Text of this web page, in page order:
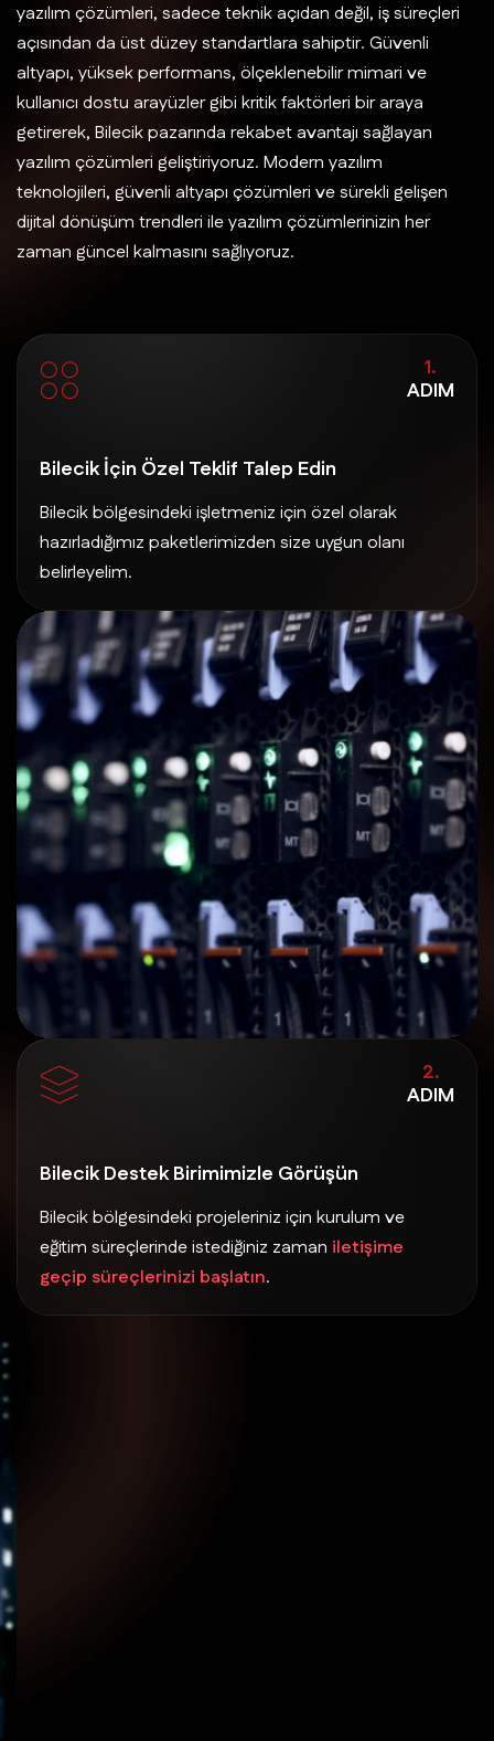
yazılım çözümleri, sadece teknik açıdan değil, iş süreçleri
açısından da üst düzey standartlara sahiptir. Güvenli
altyapı, yüksek performans, ölçeklenebilir mimari ve
kullanıcı dostu arayüzler gibi kritik faktörleri bir araya
getirerek, Bilecik pazarında rekabet avantajı sağlayan
yazılım çözümleri geliştiriyoruz. Modern yazılım
teknolojileri, güvenli altyapı çözümleri ve sürekli gelişen
dijital dönüşüm trendleri ile yazılım çözümlerinizin her
zaman güncel kalmasını sağlıyoruz.
1.
ADIM
Bilecik İçin Özel Teklif Talep Edin
Bilecik bölgesindeki işletmeniz için özel olarak
hazırladığımız paketlerimizden size uygun olanı
belirleyelim.
2.
ADIM
Bilecik Destek Birimimizle Görüşün
Bilecik bölgesindeki projeleriniz için kurulum ve
eğitim süreçlerinde istediğiniz zaman iletişime
geçip süreçlerinizi başlatın.